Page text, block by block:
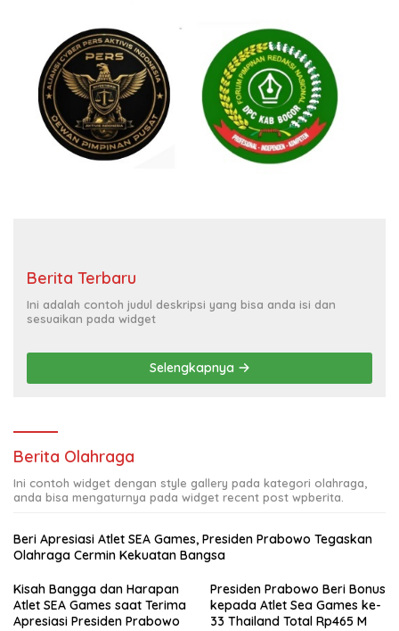
Berita Terbaru
Ini adalah contoh judul deskripsi yang bisa anda isi dan
sesuaikan pada widget
Selengkapnya
Berita Olahraga
Ini contoh widget dengan style gallery pada kategori olahraga,
anda bisa mengaturnya pada widget recent post wpberita.
Beri Apresiasi Atlet SEA Games, Presiden Prabowo Tegaskan
Olahraga Cermin Kekuatan Bangsa
Kisah Bangga dan Harapan
Atlet SEA Games saat Terima
Apresiasi Presiden Prabowo
Presiden Prabowo Beri Bonus
kepada Atlet Sea Games ke-
33 Thailand Total Rp465 M